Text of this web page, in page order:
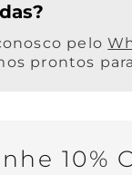
prontos
10%